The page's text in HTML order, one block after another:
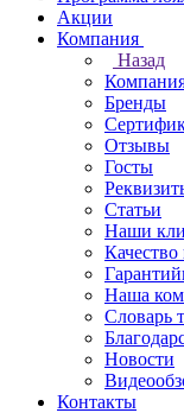
Акции
Компания
Назад
Бренды
Отзывы
Госты
Статьи
Наши
Наша
Словарь
Новости
Контакты